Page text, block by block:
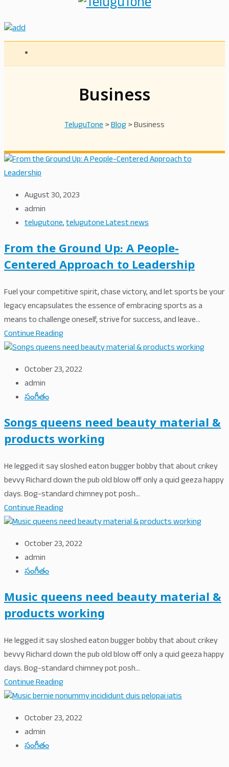
Business
TeluguTone>Blog>Business
August 30, 2023
admin
telugutone,telugutone Latest news
From the Ground Up: A People-
Centered Approach to Leadership
Fuel your competitive spirit, chase victory, and let sports be your
legacy encapsulates the essence of embracing sports as a
means to challenge oneself, strive for success, and leave...
Continue Reading
October 23, 2022
admin
సంగీతం
Songs queens need beauty material &
products working
He legged it say sloshed eaton bugger bobby that about crikey
bevvy Richard down the pub old blow off only a quid geeza happy
days. Bog-standard chimney pot posh...
Continue Reading
October 23, 2022
admin
సంగీతం
Music queens need beauty material &
products working
He legged it say sloshed eaton bugger bobby that about crikey
bevvy Richard down the pub old blow off only a quid geeza happy
days. Bog-standard chimney pot posh...
Continue Reading
October 23, 2022
admin
సంగీతం